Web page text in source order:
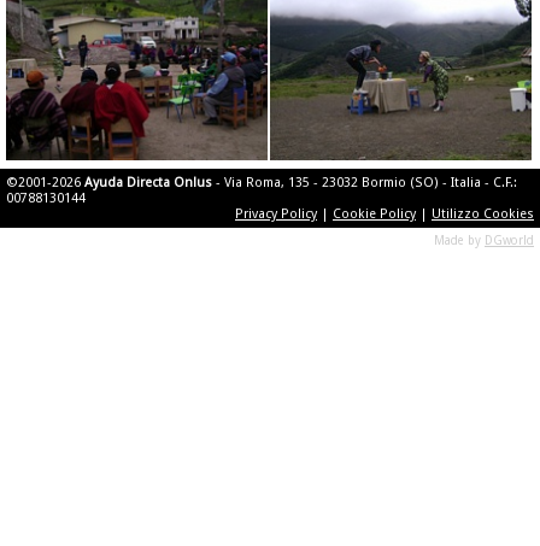
©2001-2026 Ayuda Directa Onlus - Via Roma, 135 - 23032 Bormio (SO) - Italia - C.F.:
00788130144
Privacy Policy| Cookie Policy| Utilizzo Cookies
Made by DGworld